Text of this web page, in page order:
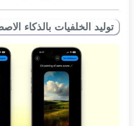
توليد الخلفيات بالذكاء